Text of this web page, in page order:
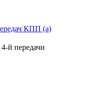
КПП (а)
й передачи